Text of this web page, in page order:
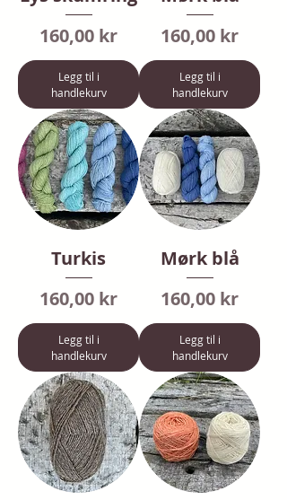
Pris
160,00 kr
Legg til i
handlekurv
Pris
160,00 kr
Legg til i
handlekurv
Turkis
Pris
160,00 kr
Legg til i
handlekurv
Mørk blå
Pris
160,00 kr
Legg til i
handlekurv